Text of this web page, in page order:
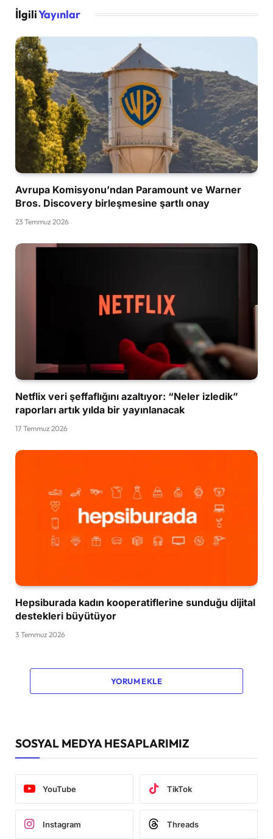
İlgiliYayınlar
Avrupa Komisyonu’ndan Paramount ve Warner
Bros. Discovery birleşmesine şartlı onay
23 Temmuz 2026
Netflix veri şeffaflığını azaltıyor: “Neler izledik”
raporları artık yılda bir yayınlanacak
17 Temmuz 2026
Hepsiburada kadın kooperatiflerine sunduğu dijital
destekleri büyütüyor
3 Temmuz 2026
YORUM EKLE
SOSYAL MEDYA HESAPLARIMIZ
YouTube TikTok
Instagram Threads